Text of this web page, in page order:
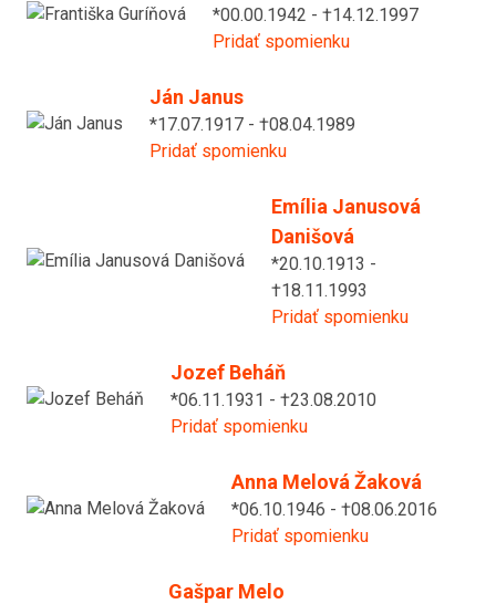
*00.00.1942 - †14.12.1997
Pridať spomienku
Ján Janus
*17.07.1917 - †08.04.1989
Pridať spomienku
Emília Janusová
Danišová
*20.10.1913 -
†18.11.1993
Pridať spomienku
Jozef Beháň
*06.11.1931 - †23.08.2010
Pridať spomienku
Anna Melová Žaková
*06.10.1946 - †08.06.2016
Pridať spomienku
Gašpar Melo